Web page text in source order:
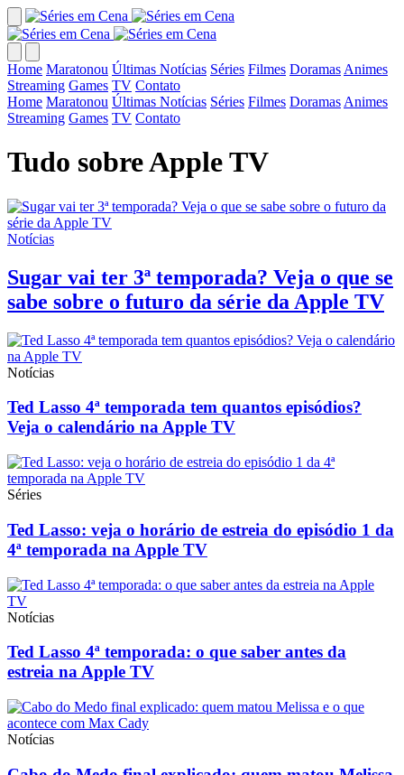
Home Maratonou Últimas Notícias Séries Filmes Doramas Animes
Streaming Games TV Contato
Home Maratonou Últimas Notícias Séries Filmes Doramas Animes
Streaming Games TV Contato
Tudo sobre Apple TV
Notícias
Sugar vai ter 3ª temporada? Veja o que se
sabe sobre o futuro da série da Apple TV
Notícias
Ted Lasso 4ª temporada tem quantos episódios?
Veja o calendário na Apple TV
Séries
Ted Lasso: veja o horário de estreia do episódio 1 da
4ª temporada na Apple TV
Notícias
Ted Lasso 4ª temporada: o que saber antes da
estreia na Apple TV
Notícias